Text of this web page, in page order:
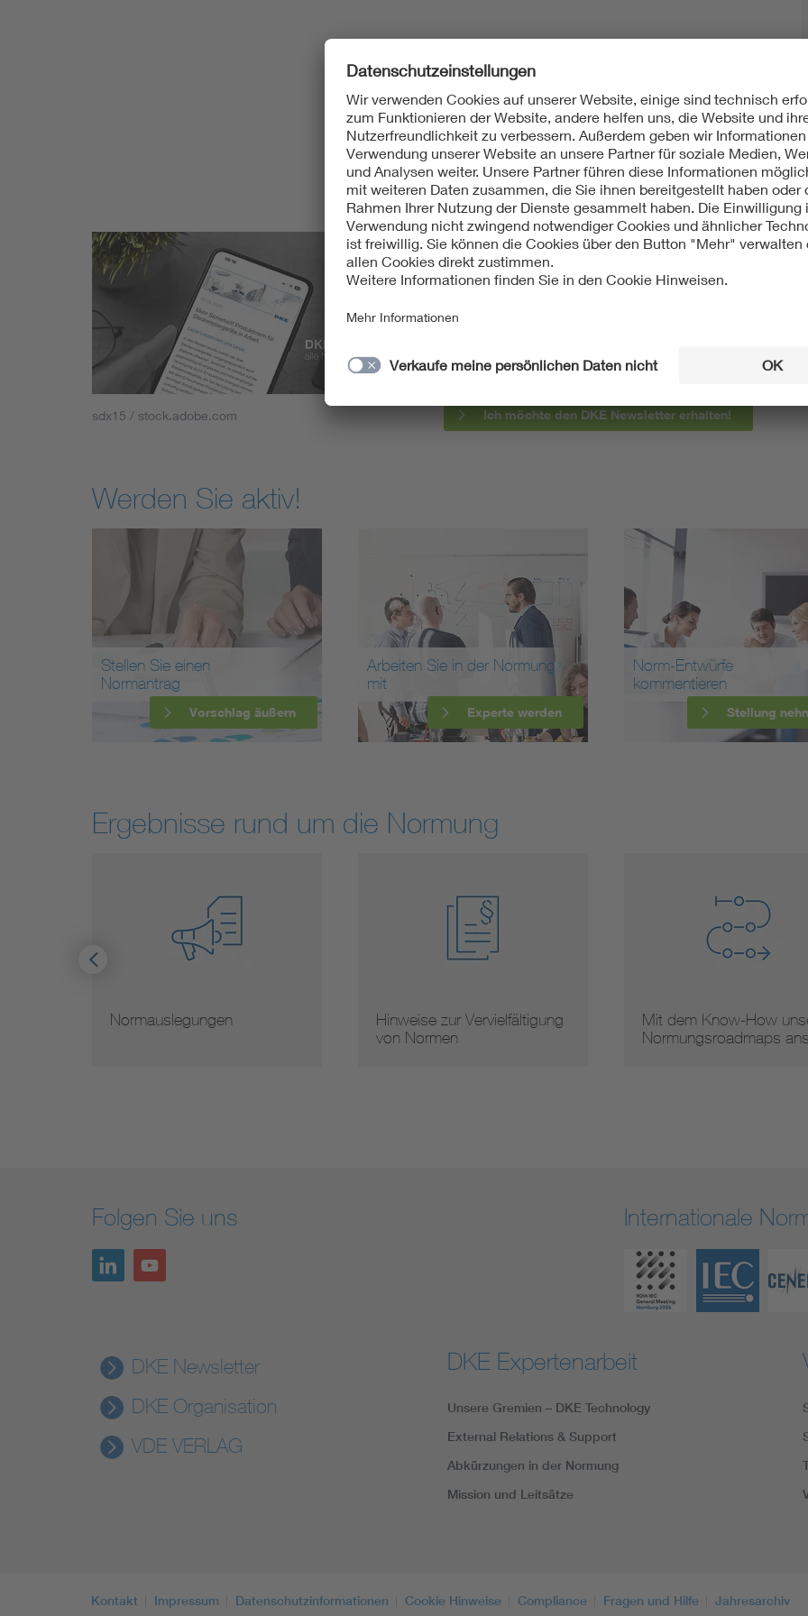
sdx15 / stock.adobe.com
Mit unserem DKE Newsletter sind Sie immer top
fassen wir die wichtigsten Entwicklungen in der
berichten wir über aktuelle Arbeitsergebnisse,
informieren wir Sie bereits frühzeitig über zukünftige
Ich möchte den DKE Newsletter erhalten!
Werden Sie aktiv!
Stellen Sie einen
Normantrag
Vorschlag äußern
Arbeiten Sie in der Normung
mit
Experte werden
Norm-Entwürfe
kommentieren
Stellung
Ergebnisse rund um die Normung
Normauslegungen
Hinweise zur Vervielfältigung
von Normen
Mit dem Know-How
Normungsroadmaps
Folgen Sie uns Internationale
DKE Newsletter
DKE Organisation
VDE VERLAG
DKE Expertenarbeit
Unsere Gremien – DKE Technology
External Relations & Support
Abkürzungen in der Normung
Mission und Leitsätze
Kontakt Impressum Datenschutzinformationen Cookie Hinweise Compliance Fragen und Hilfe Jahresarchiv